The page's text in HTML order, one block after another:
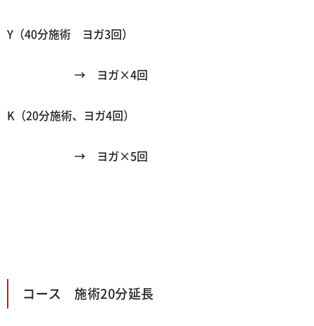
Y （40分施術 ヨガ3回）
→ ヨガ ×4回
K （20分施術、ヨガ4回）
→ ヨガ ×5回
コース 施術20分延長